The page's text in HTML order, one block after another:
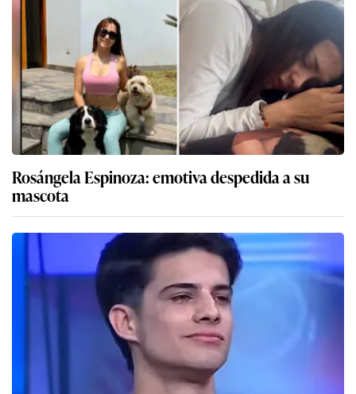
Rosángela Espinoza: emotiva despedida a su
mascota